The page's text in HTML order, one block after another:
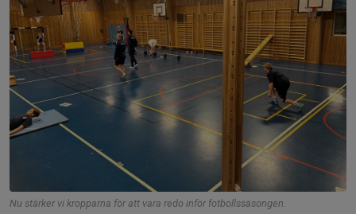
Nu stärker vi kropparna för att vara redo inför fotbollssäsongen.